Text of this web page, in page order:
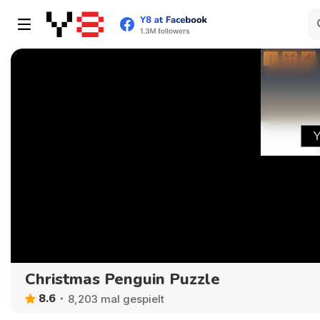
Christmas Penguin Puzzle
8.6 8,203 mal gespielt